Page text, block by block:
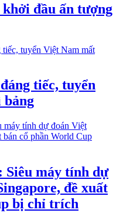
đầu ấn tượng
tiếc, tuyển
bảng
Siêu máy tính dự
đề xuất
bị chỉ trích